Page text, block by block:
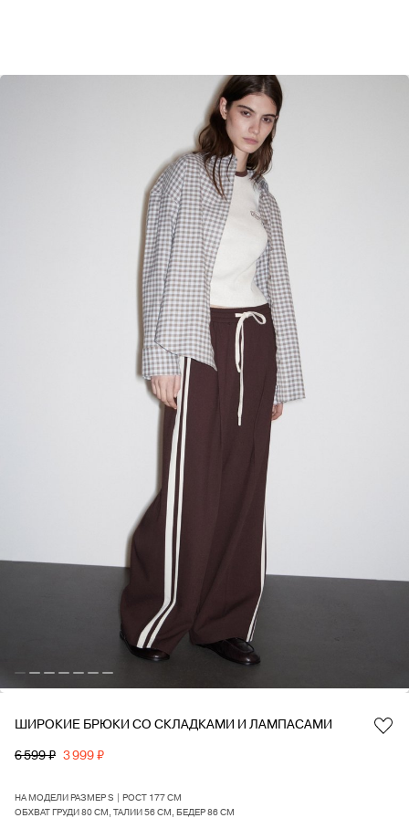
ШИРОКИЕ БРЮКИ СО СКЛАДКАМИ И ЛАМПАСАМИ
6 599 ₽ 3 999 ₽
НА МОДЕЛИ РАЗМЕР S | РОСТ 177 СМ
ОБХВАТ ГРУДИ 80 СМ, ТАЛИИ 56 СМ, БЕДЕР 86 СМ